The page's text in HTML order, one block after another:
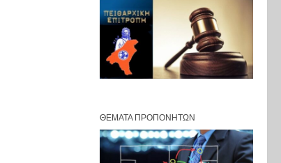
ΘΈΜΑΤΑ ΠΡΟΠΟΝΗΤΏΝ